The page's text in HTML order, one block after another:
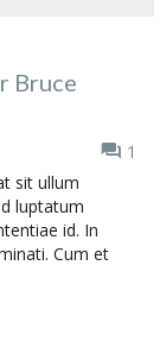
Bruce
1
sit ullum
luptatum
id. In
Cum et